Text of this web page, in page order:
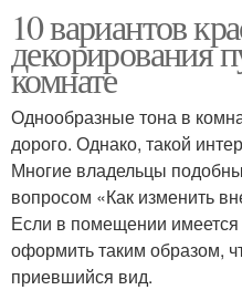
10 вариантов
декорирования
комнате
Однообразные тона в
дорого. Однако, такой
Многие владельцы
вопросом «Как изменить
Если в помещении
оформить таким образом,
приевшийся вид.